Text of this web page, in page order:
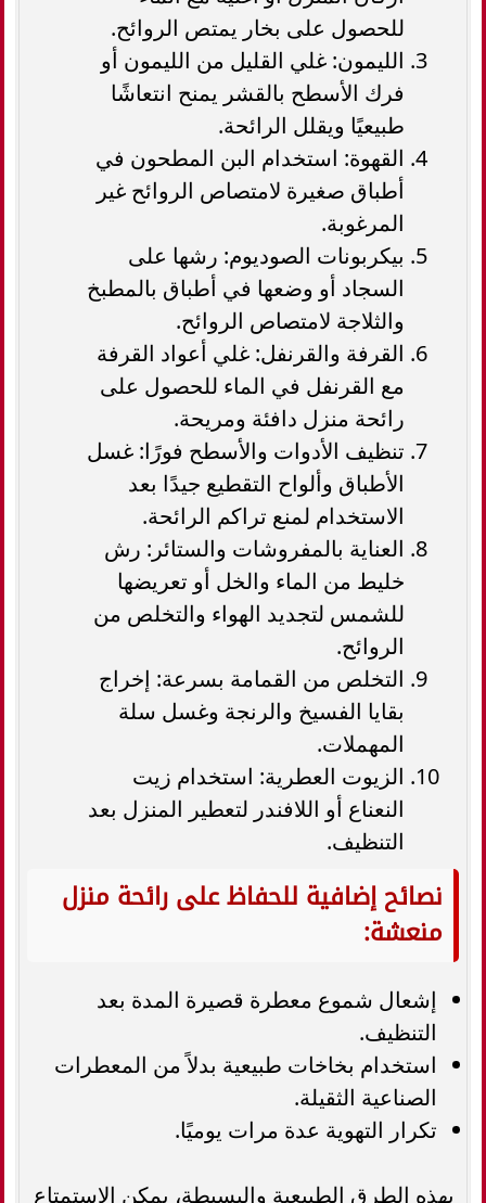
للحصول على بخار يمتص الروائح.
الليمون: غلي القليل من الليمون أو
فرك الأسطح بالقشر يمنح انتعاشًا
طبيعيًا ويقلل الرائحة.
القهوة: استخدام البن المطحون في
أطباق صغيرة لامتصاص الروائح غير
المرغوبة.
بيكربونات الصوديوم: رشها على
السجاد أو وضعها في أطباق بالمطبخ
والثلاجة لامتصاص الروائح.
القرفة والقرنفل: غلي أعواد القرفة
مع القرنفل في الماء للحصول على
رائحة منزل دافئة ومريحة.
تنظيف الأدوات والأسطح فورًا: غسل
الأطباق وألواح التقطيع جيدًا بعد
الاستخدام لمنع تراكم الرائحة.
العناية بالمفروشات والستائر: رش
خليط من الماء والخل أو تعريضها
للشمس لتجديد الهواء والتخلص من
الروائح.
التخلص من القمامة بسرعة: إخراج
بقايا الفسيخ والرنجة وغسل سلة
المهملات.
الزيوت العطرية: استخدام زيت
النعناع أو اللافندر لتعطير المنزل بعد
التنظيف.
نصائح إضافية للحفاظ على رائحة منزل
منعشة:
إشعال شموع معطرة قصيرة المدة بعد
التنظيف.
استخدام بخاخات طبيعية بدلاً من المعطرات
الصناعية الثقيلة.
تكرار التهوية عدة مرات يوميًا.
بهذه الطرق الطبيعية والبسيطة، يمكن الاستمتاع